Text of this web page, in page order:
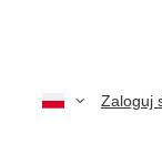
Zaloguj